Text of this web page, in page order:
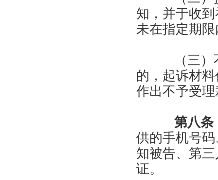
知，并于收
未在指定期
（三）不
的，起诉材
作出不予受
第八条
供的手机号
知被告、第
证。